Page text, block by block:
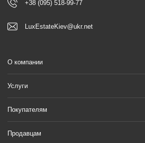
+38 (095) 518-99-77
LuxEstateKiev@ukr.net
О компании
Услуги
Покупателям
Продавцам